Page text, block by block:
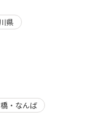
県
・なんば